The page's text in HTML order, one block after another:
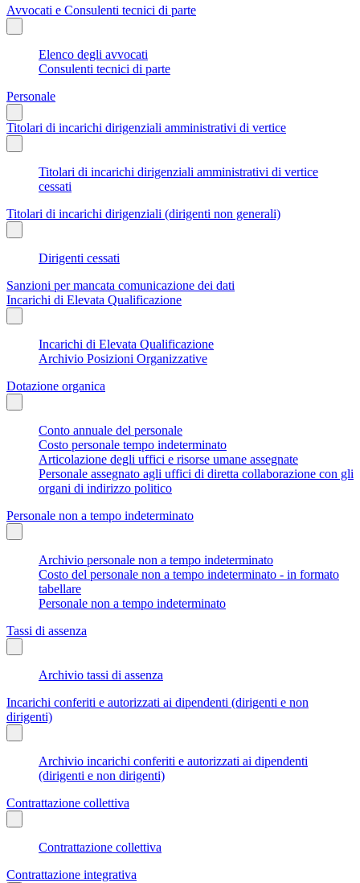
Avvocati e Consulenti tecnici di parte
Elenco degli avvocati
Consulenti tecnici di parte
Personale
Titolari di incarichi dirigenziali amministrativi di vertice
Titolari di incarichi dirigenziali amministrativi di vertice
cessati
Titolari di incarichi dirigenziali (dirigenti non generali)
Dirigenti cessati
Sanzioni per mancata comunicazione dei dati
Incarichi di Elevata Qualificazione
Incarichi di Elevata Qualificazione
Archivio Posizioni Organizzative
Dotazione organica
Conto annuale del personale
Costo personale tempo indeterminato
Articolazione degli uffici e risorse umane assegnate
Personale assegnato agli uffici di diretta collaborazione con gli
organi di indirizzo politico
Personale non a tempo indeterminato
Archivio personale non a tempo indeterminato
Costo del personale non a tempo indeterminato - in formato
tabellare
Personale non a tempo indeterminato
Tassi di assenza
Archivio tassi di assenza
Incarichi conferiti e autorizzati ai dipendenti (dirigenti e non
dirigenti)
Archivio incarichi conferiti e autorizzati ai dipendenti
(dirigenti e non dirigenti)
Contrattazione collettiva
Contrattazione collettiva
Contrattazione integrativa